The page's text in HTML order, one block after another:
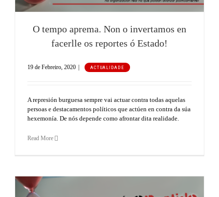
O tempo aprema. Non o invertamos en
facerlle os reportes ó Estado!
19 de Febreiro, 2020 ACTUALIDADE
A represión burguesa sempre vai actuar contra todas aquelas
persoas e destacamentos políticos que actúen en contra da súa
hexemonía. De nós depende como afrontar dita realidade.
Read More